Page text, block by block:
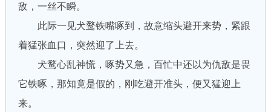
敌，一丝不瞬。
此际一见犬鹜铁嘴啄到，故意缩头避开来势，紧跟
着猛张血口，突然迎了上去。
犬鹜心乱神慌，啄势又急，百忙中还以为仇敌是畏
它铁啄，那知竟是假的，刚吃避开准头，便又猛迎上
来。